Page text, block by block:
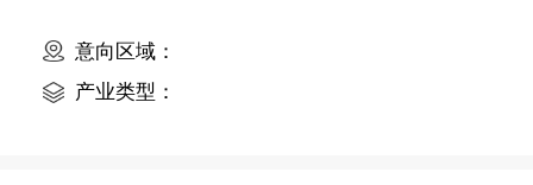
意向区域：
产业类型：